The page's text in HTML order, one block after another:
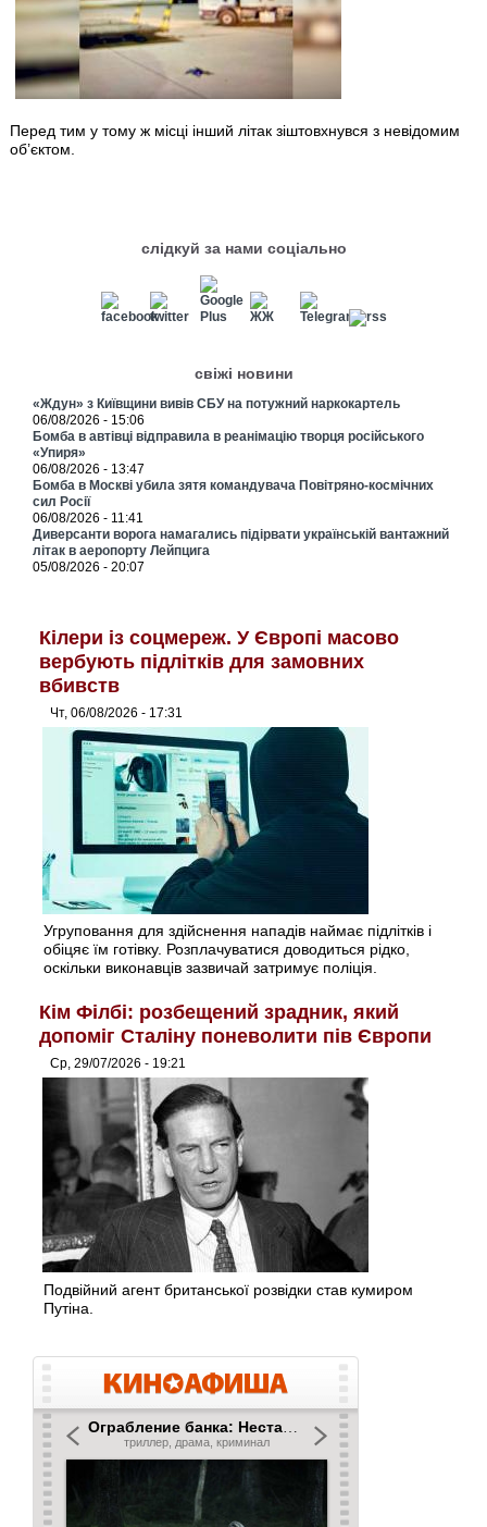
Перед тим у тому ж місці інший літак зіштовхнувся з невідомим
об’єктом.
слідкуй за нами соціально
свіжі новини
«Ждун» з Київщини вивів СБУ на потужний наркокартель
06/08/2026 - 15:06
Бомба в автівці відправила в реанімацію творця російського
«Упиря»
06/08/2026 - 13:47
Бомба в Москві убила зятя командувача Повітряно-космічних
сил Росії
06/08/2026 - 11:41
Диверсанти ворога намагались підірвати українській вантажний
літак в аеропорту Лейпцига
05/08/2026 - 20:07
Кілери із соцмереж. У Європі масово
вербують підлітків для замовних
вбивств
Чт, 06/08/2026 - 17:31
Угруповання для здійснення нападів наймає підлітків і
обіцяє їм готівку. Розплачуватися доводиться рідко,
оскільки виконавців зазвичай затримує поліція.
Кім Філбі: розбещений зрадник, який
допоміг Сталіну поневолити пів Європи
Ср, 29/07/2026 - 19:21
Подвійний агент британської розвідки став кумиром
Путіна.